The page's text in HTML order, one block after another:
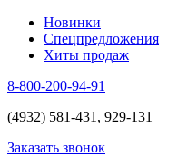
Новинки
Спецпредложения
Хиты продаж
8-800-200-94-91
(4932) 581-431, 929-131
Заказать звонок